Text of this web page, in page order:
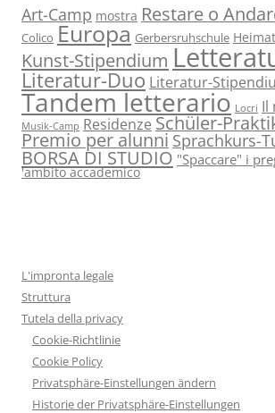
Art-Camp mostra Restare o
Colico Europa Gerbersruhschule Heimat
Kunst-Stipendium
Literatur-Duo Literatur-
Tandem letterario Locri Il
Musik-Camp Residenze Schüler-
Premio per alunni Sprachkurs-
BORSA DI STUDIO "Spaccare" i
'ambito accademico
L'impronta legale
Struttura
Tutela della privacy
Cookie-Richtlinie
Cookie Policy
Privatsphäre-Einstellungen ändern
Historie der Privatsphäre-Einstellungen